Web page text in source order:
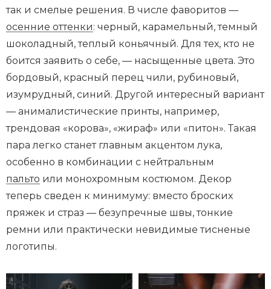
так и смелые решения. В числе фаворитов —
осенние оттенки: черный, карамельный, темный
шоколадный, теплый коньячный. Для тех, кто не
боится заявить о себе, — насыщенные цвета. Это
бордовый, красный перец чили, рубиновый,
изумрудный, синий. Другой интересный вариант
— анималистические принты, например,
трендовая «корова», «жираф» или «питон». Такая
пара легко станет главным акцентом лука,
особенно в комбинации с нейтральным
пальто или монохромным костюмом. Декор
теперь сведен к минимуму: вместо броских
пряжек и страз — безупречные швы, тонкие
ремни или практически невидимые тисненые
логотипы.